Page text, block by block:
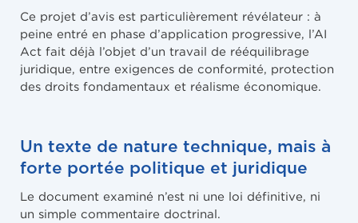
Ce projet d’avis est particulièrement révélateur : à
peine entré en phase d’application progressive, l’AI
Act fait déjà l’objet d’un travail de rééquilibrage
juridique, entre exigences de conformité, protection
des droits fondamentaux et réalisme économique.
Un texte de nature technique, mais à
forte portée politique et juridique
Le document examiné n’est ni une loi définitive, ni
un simple commentaire doctrinal.